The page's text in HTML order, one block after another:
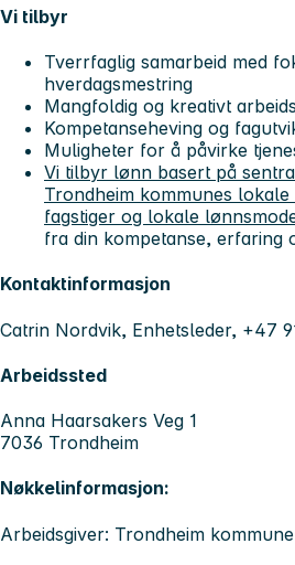
Vi tilbyr
Tverrfaglig samarbeid med
hverdagsmestring
Mangfoldig og kreativt
Kompetanseheving og
Muligheter for å påvirke
Vi tilbyr lønn basert på
Trondheim kommunes
fagstiger og lokale
fra din kompetanse, erfaring
Kontaktinformasjon
Catrin Nordvik, Enhetsleder, +47
Arbeidssted
Anna Haarsakers Veg 1
7036 Trondheim
Nøkkelinformasjon:
Arbeidsgiver: Trondheim kommune